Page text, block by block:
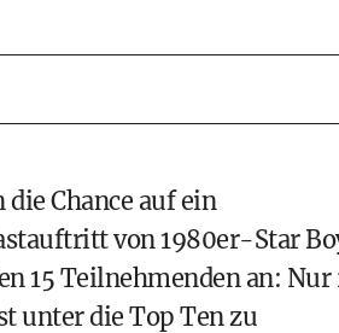
Chance auf ein
von 1980er-Star
15 Teilnehmenden an: Nur
unter die Top Ten zu